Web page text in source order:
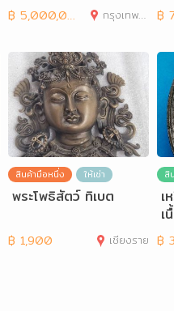
฿ 5,000,000 กรุงเทพมหานคร ฿
สินค้ามือหนึ่ง ให้เช่า
พระโพธิสัตว์ ทิเบต
฿ 1,900 เชียงราย
สิ
เ
เ
เ
฿